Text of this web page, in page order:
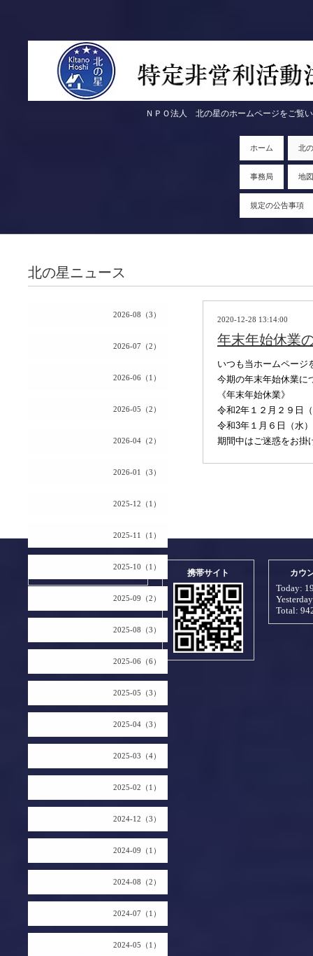
ＮＰＯ法人 北の星のホームページをご覧いただきま
ホーム 北
事務局 地図
規定の公告事項
2026-08（3）
2026-07（2）
2026-06（1）
2026-05（2）
2026-04（2）
2026-01（3）
2025-12（1）
2025-11（1）
2025-10（1）
2025-09（2）
2025-08（3）
2025-06（6）
2025-05（3）
2025-04（3）
2025-03（4）
2025-02（1）
2024-12（3）
2024-09（1）
2024-08（2）
2024-07（1）
2024-05（1）
北の星ニュース
2020-12-28 13:14:00
年末年始休業
いつも当ホームページ
今期の年末年始休業に
《年末年始休業》
令和2年１２月２９日
令和3年１月６日（水
期間中はご迷惑をお掛
2026.08.07 Friday 携帯サイト カウ
Today:
Total: